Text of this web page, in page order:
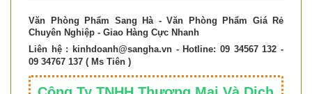
Văn Phòng Phẩm Sang Hà - Văn Phòng Phẩm Giá Rẻ
Chuyên Nghiệp - Giao Hàng Cực Nhanh
Liên hệ : kinhdoanh@sangha.vn - Hotline: 09 34567 132 -
09 34767 137 ( Ms Tiên )